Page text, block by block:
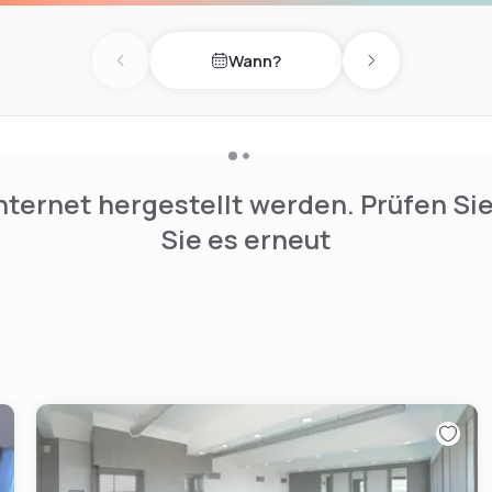
Previous day Wann? Next day
hergestellt werden. Prüfen
Sie es erneut